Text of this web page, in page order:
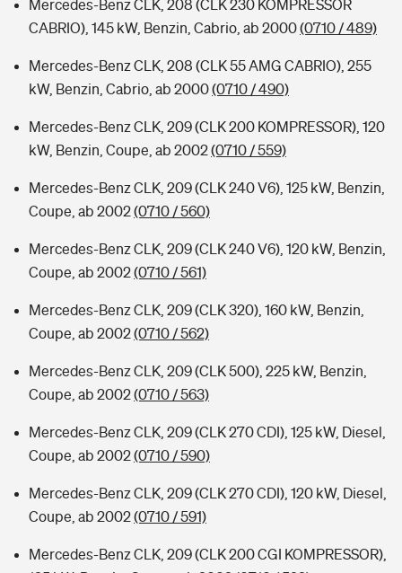
Mercedes-Benz CLK, 208 (CLK 230 KOMPRESSOR
CABRIO), 145 kW, Benzin, Cabrio, ab 2000(0710 / 489)
Mercedes-Benz CLK, 208 (CLK 55 AMG CABRIO), 255
kW, Benzin, Cabrio, ab 2000(0710 / 490)
Mercedes-Benz CLK, 209 (CLK 200 KOMPRESSOR), 120
kW, Benzin, Coupe, ab 2002(0710 / 559)
Mercedes-Benz CLK, 209 (CLK 240 V6), 125 kW, Benzin,
Coupe, ab 2002(0710 / 560)
Mercedes-Benz CLK, 209 (CLK 240 V6), 120 kW, Benzin,
Coupe, ab 2002(0710 / 561)
Mercedes-Benz CLK, 209 (CLK 320), 160 kW, Benzin,
Coupe, ab 2002(0710 / 562)
Mercedes-Benz CLK, 209 (CLK 500), 225 kW, Benzin,
Coupe, ab 2002(0710 / 563)
Mercedes-Benz CLK, 209 (CLK 270 CDI), 125 kW, Diesel,
Coupe, ab 2002(0710 / 590)
Mercedes-Benz CLK, 209 (CLK 270 CDI), 120 kW, Diesel,
Coupe, ab 2002(0710 / 591)
Mercedes-Benz CLK, 209 (CLK 200 CGI KOMPRESSOR),